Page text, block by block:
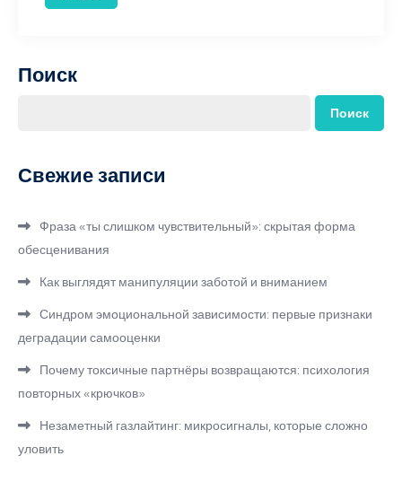
Поиск
Поиск
Свежие записи
Фраза «ты слишком чувствительный»: скрытая форма
обесценивания
Как выглядят манипуляции заботой и вниманием
Синдром эмоциональной зависимости: первые признаки
деградации самооценки
Почему токсичные партнёры возвращаются: психология
повторных «крючков»
Незаметный газлайтинг: микросигналы, которые сложно
уловить